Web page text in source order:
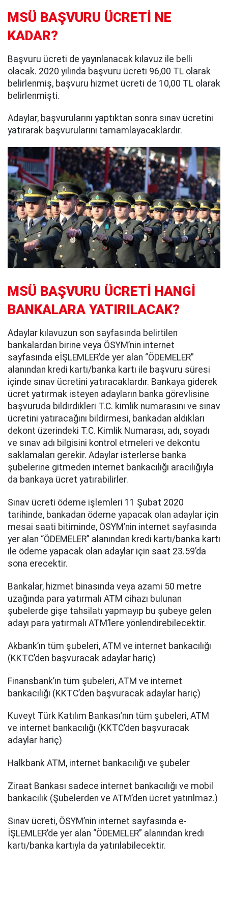
MSÜ BAŞVURU ÜCRETİ NE
KADAR?
Başvuru ücreti de yayınlanacak kılavuz ile belli
olacak. 2020 yılında başvuru ücreti 96,00 TL olarak
belirlenmiş, başvuru hizmet ücreti de 10,00 TL olarak
belirlenmişti.
Adaylar, başvurularını yaptıktan sonra sınav ücretini
yatırarak başvurularını tamamlayacaklardır.
MSÜ BAŞVURU ÜCRETİ HANGİ
BANKALARA YATIRILACAK?
Adaylar kılavuzun son sayfasında belirtilen
bankalardan birine veya ÖSYM’nin internet
sayfasında eİŞLEMLER’de yer alan “ÖDEMELER”
alanından kredi kartı/banka kartı ile başvuru süresi
içinde sınav ücretini yatıracaklardır. Bankaya giderek
ücret yatırmak isteyen adayların banka görevlisine
başvuruda bildirdikleri T.C. kimlik numarasını ve sınav
ücretini yatıracağını bildirmesi, bankadan aldıkları
dekont üzerindeki T.C. Kimlik Numarası, adı, soyadı
ve sınav adı bilgisini kontrol etmeleri ve dekontu
saklamaları gerekir. Adaylar isterlerse banka
şubelerine gitmeden internet bankacılığı aracılığıyla
da bankaya ücret yatırabilirler.
Sınav ücreti ödeme işlemleri 11 Şubat 2020
tarihinde, bankadan ödeme yapacak olan adaylar için
mesai saati bitiminde, ÖSYM’nin internet sayfasında
yer alan “ÖDEMELER” alanından kredi kartı/banka kartı
ile ödeme yapacak olan adaylar için saat 23.59’da
sona erecektir.
Bankalar, hizmet binasında veya azami 50 metre
uzağında para yatırmalı ATM cihazı bulunan
şubelerde gişe tahsilatı yapmayıp bu şubeye gelen
adayı para yatırmalı ATM’lere yönlendirebilecektir.
Akbank’ın tüm şubeleri, ATM ve internet bankacılığı
(KKTC’den başvuracak adaylar hariç)
Finansbank’ın tüm şubeleri, ATM ve internet
bankacılığı (KKTC’den başvuracak adaylar hariç)
Kuveyt Türk Katılım Bankası’nın tüm şubeleri, ATM
ve internet bankacılığı (KKTC’den başvuracak
adaylar hariç)
Halkbank ATM, internet bankacılığı ve şubeler
Ziraat Bankası sadece internet bankacılığı ve mobil
bankacılık (Şubelerden ve ATM’den ücret yatırılmaz.)
Sınav ücreti, ÖSYM’nin internet sayfasında e-
İŞLEMLER’de yer alan “ÖDEMELER” alanından kredi
kartı/banka kartıyla da yatırılabilecektir.